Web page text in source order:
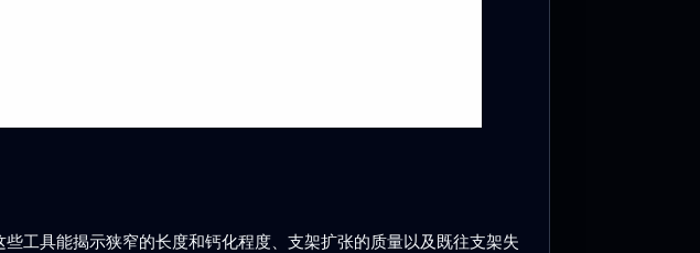
工具能揭示狭窄的长度和钙化程度、支架扩张的质量以及既往支架失